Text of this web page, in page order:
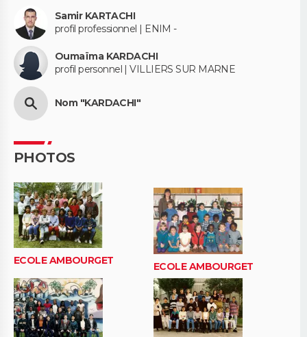
Samir KARTACHI
profil professionnel | ENIM -
Oumaïma KARDACHI
profil personnel | VILLIERS SUR MARNE
Nom "KARDACHI"
PHOTOS
ECOLE AMBOURGET ECOLE AMBOURGET